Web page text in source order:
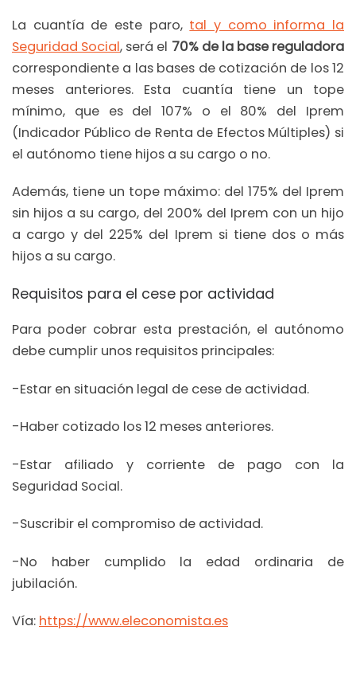
La cuantía de este paro, tal y como informa la
Seguridad Social, será el 70% de la base reguladora
correspondiente a las bases de cotización de los 12
meses anteriores. Esta cuantía tiene un tope
mínimo, que es del 107% o el 80% del Iprem
(Indicador Público de Renta de Efectos Múltiples) si
el autónomo tiene hijos a su cargo o no.
Además, tiene un tope máximo: del 175% del Iprem
sin hijos a su cargo, del 200% del Iprem con un hijo
a cargo y del 225% del Iprem si tiene dos o más
hijos a su cargo.
Requisitos para el cese por actividad
Para poder cobrar esta prestación, el autónomo
debe cumplir unos requisitos principales:
-Estar en situación legal de cese de actividad.
-Haber cotizado los 12 meses anteriores.
-Estar afiliado y corriente de pago con la
Seguridad Social.
-Suscribir el compromiso de actividad.
-No haber cumplido la edad ordinaria de
jubilación.
Vía: https://www.eleconomista.es